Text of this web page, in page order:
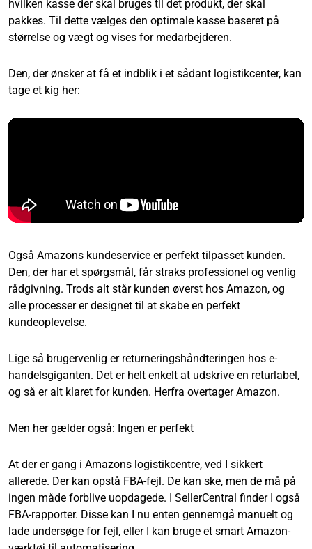
hvilken kasse der skal bruges til det produkt, der skal
pakkes. Til dette vælges den optimale kasse baseret på
størrelse og vægt og vises for medarbejderen.
Den, der ønsker at få et indblik i et sådant logistikcenter, kan
tage et kig her:
Også Amazons kundeservice er perfekt tilpasset kunden.
Den, der har et spørgsmål, får straks professionel og venlig
rådgivning. Trods alt står kunden øverst hos Amazon, og
alle processer er designet til at skabe en perfekt
kundeoplevelse.
Lige så brugervenlig er returneringshåndteringen hos e-
handelsgiganten. Det er helt enkelt at udskrive en returlabel,
og så er alt klaret for kunden. Herfra overtager Amazon.
Men her gælder også: Ingen er perfekt
At der er gang i Amazons logistikcentre, ved I sikkert
allerede. Der kan opstå FBA-fejl. De kan ske, men de må på
ingen måde forblive uopdagede. I SellerCentral finder I også
FBA-rapporter. Disse kan I nu enten gennemgå manuelt og
lade undersøge for fejl, eller I kan bruge et smart Amazon-